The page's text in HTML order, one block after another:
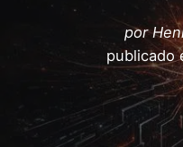
por
publicado